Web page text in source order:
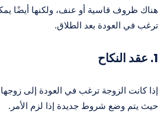
هناك ظروف قاسية أو عنف، ولكنها أيضًا
ترغب في العودة بعد الطلاق.
1. عقد النكاح
إذا كانت الزوجة ترغب في العودة إلى
حيث يتم وضع شروط جديدة إذا لزم الأمر.